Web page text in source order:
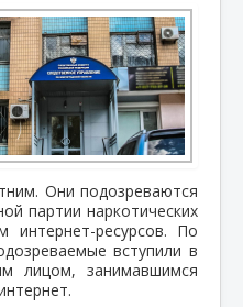
Они подозреваются
партии наркотических
интернет-ресурсов. По
вступили в
лицом, занимавшимся